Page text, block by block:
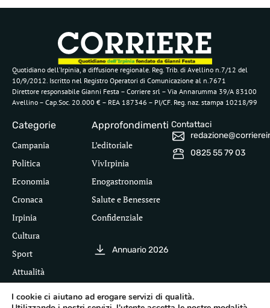
Quotidiano dell’Irpinia, a diffusione regionale. Reg. Trib. di Avellino n.7/12 del
10/9/2012. Iscritto nel Registro Operatori di Comunicazione al n.7671
Direttore responsabile Gianni Festa – Corriere srl – Via Annarumma 39/A 83100
Avellino – Cap.Soc. 20.000 € – REA 187346 – PI/CF. Reg. naz. stampa 10218/99
Categorie
Campania
Politica
Economia
Cronaca
Irpinia
Cultura
Sport
Attualità
Approfondimenti
L’editoriale
VivIrpinia
Enogastronomia
Salute e Benessere
Confidenziale
Annuario 2026
Contattaci
0825 55 79 03
I cookie ci aiutano ad erogare servizi di qualità.